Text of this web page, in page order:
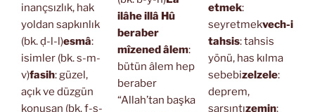
inançsızlık, hak
yoldan sapkınlık
(bk. ḍ-l-l)esmâ:
isimler (bk. s-m-
v)fasih: güzel,
açık ve düzgün
konuşan (bk. f-s-
ilâhe illâ Hû
beraber
mîzened âlem:
bütün âlem hep
beraber
“Allah’tan başka
etmek:
seyretmekvech-i
tahsis: tahsis
yönü, has kılma
sebebizelzele:
deprem,
sarsıntızemin: